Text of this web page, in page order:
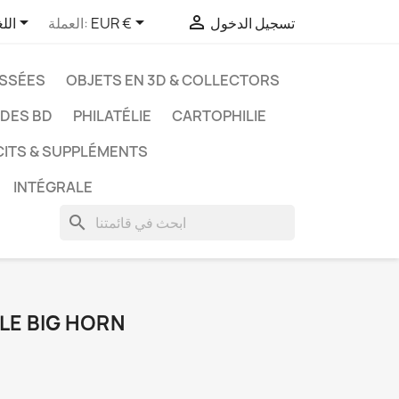
 العملة: EUR €  تسجيل الدخول
OBJETS EN 3D & COLLECTORS
BD PHILATÉLIE
CARTOPHILIE
& SUPPLÉMENTS
INTÉGRALE
search
BIG HORN